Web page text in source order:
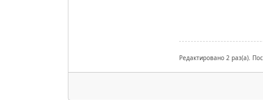
Редактировано 2 раз(а).